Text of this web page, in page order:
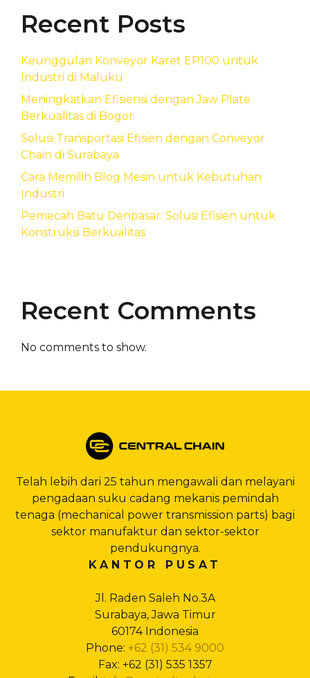
Recent Posts
Keunggulan Konveyor Karet EP100 untuk
Industri di Maluku
Meningkatkan Efisiensi dengan Jaw Plate
Berkualitas di Bogor
Solusi Transportasi Efisien dengan Conveyor
Chain di Surabaya
Cara Memilih Blog Mesin untuk Kebutuhan
Industri
Pemecah Batu Denpasar: Solusi Efisien untuk
Konstruksi Berkualitas
Recent Comments
No comments to show.
Telah lebih dari 25 tahun mengawali dan melayani
pengadaan suku cadang mekanis pemindah
tenaga (mechanical power transmission parts) bagi
sektor manufaktur dan sektor-sektor
pendukungnya.
KANTOR PUSAT
Jl. Raden Saleh No.3A
Surabaya, Jawa Timur
60174 Indonesia
Phone: +62 (31) 534 9000
Fax: +62 (31) 535 1357